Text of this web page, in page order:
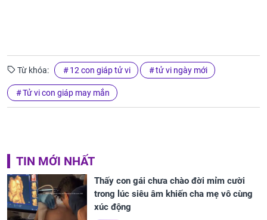
Từ khóa: 12 con giáp tử vi tử vi ngày mới
Tử vi con giáp may mắn
TIN MỚI NHẤT
Thấy con gái chưa chào đời mỉm cười
trong lúc siêu âm khiến cha mẹ vô cùng
xúc động